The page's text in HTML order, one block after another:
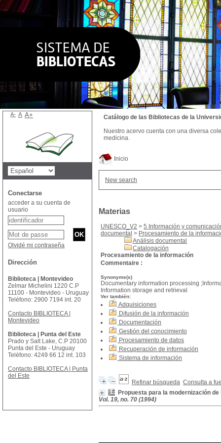
Inicio
New search
Materias
UNESCO_V2 > 5 Información y
documental > Procesamiento de la
Análisis documental
Catalogación
Procesamiento de la información
Commentaire :
Synonyme(s)
Documentary information processing
Information storage and retrieval
Ver también:
Adquisiciones
Difusión de la información
Documentación
Gestión del conocimiento
Procesamiento de datos
Recuperación de información
Sistema de información
Refinar búsqueda Consulta a
Propuesta para la modernización
Vol. 19, no. 70 (1994)
Catálogo de las Bibliotecas de la
Nuestro acervo cuenta con una diversa
medicina.
A- A A+
Conectarse
acceder a su cuenta de
usuario
Olvidé mi contraseña
Dirección
Biblioteca | Montevideo
Zelmar Michelini 1220 C.P
11100 - Montevideo - Uruguay
Teléfono: 2900 7194 int. 20
Contacto BIBLIOTECA |
Montevideo
Biblioteca | Punta del Este
Prado y Salt Lake, C.P 20100
Punta del Este - Uruguay
Teléfono: 4249 66 12 int. 103
Contacto BIBLIOTECA | Punta
del Este